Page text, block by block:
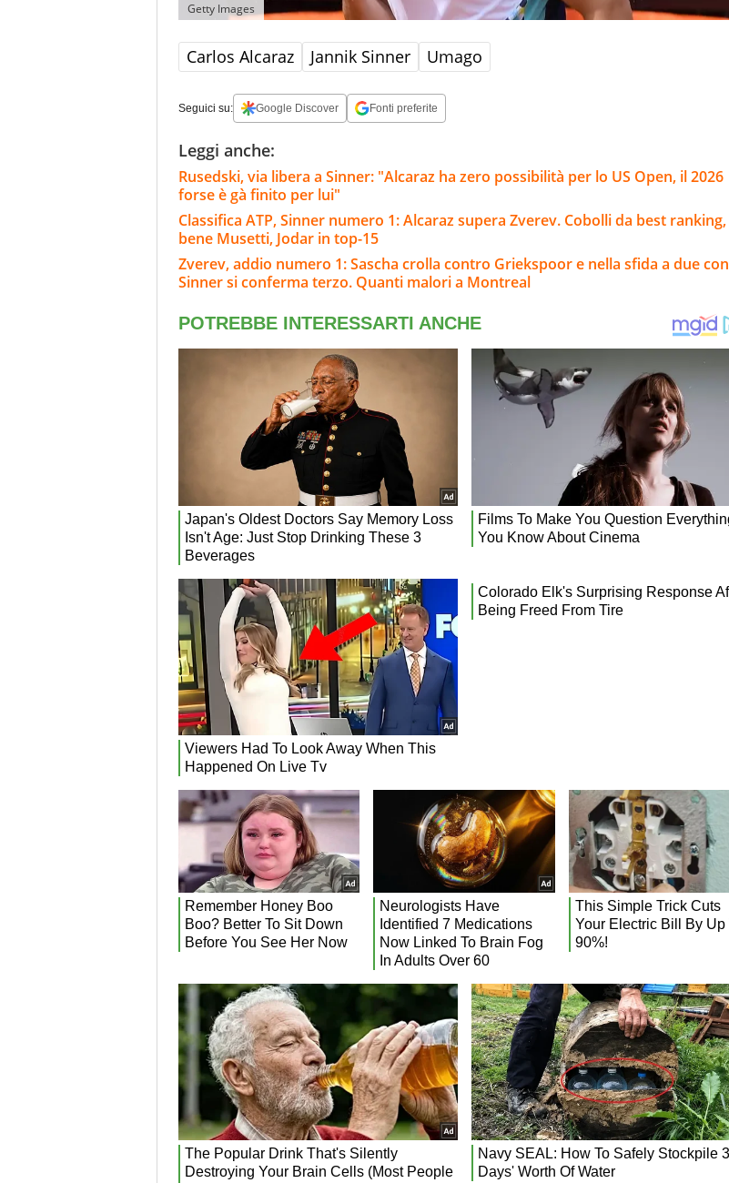
Getty Images
Carlos Alcaraz Jannik Sinner Umago
Seguici su: Google Discover Fonti preferite
Leggi anche:
Rusedski, via libera a Sinner: "Alcaraz ha zero possibilità per lo US Open, il 2026
forse è gà finito per lui"
Classifica ATP, Sinner numero 1: Alcaraz supera Zverev. Cobolli da best ranking,
bene Musetti, Jodar in top-15
Zverev, addio numero 1: Sascha crolla contro Griekspoor e nella sfida a due con
Sinner si conferma terzo. Quanti malori a Montreal